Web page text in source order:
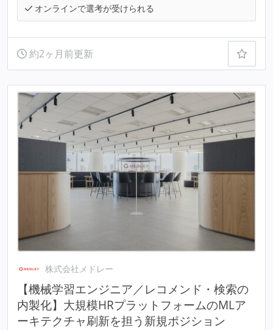
オンラインで選考が受けられる
約2ヶ月前更新
株式会社メドレー
【機械学習エンジニア／レコメンド・検索の
内製化】大規模HRプラットフォームのMLア
ーキテクチャ刷新を担う新規ポジション